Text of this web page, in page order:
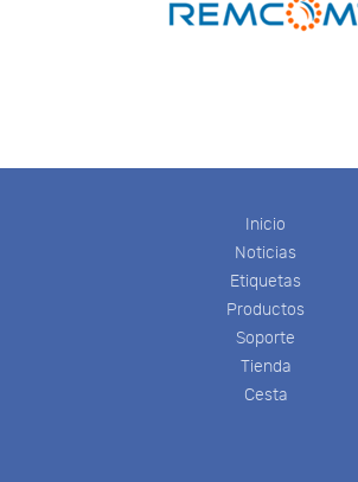
Inicio
Noticias
Etiquetas
Productos
Soporte
Tienda
Cesta